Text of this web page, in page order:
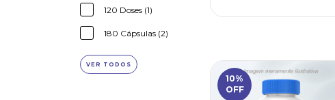
120 Doses (1)
180 Cápsulas (2)
VER TODOS
10%
OFF